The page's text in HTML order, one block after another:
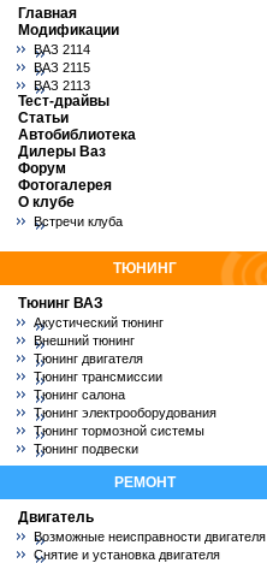
Главная
Модификации
ВАЗ 2114
ВАЗ 2115
ВАЗ 2113
Тест-драйвы
Статьи
Автобиблиотека
Дилеры Ваз
Форум
Фотогалерея
О клубе
Встречи клуба
ТЮНИНГ
Тюнинг ВАЗ
Акустический тюнинг
Внешний тюнинг
Тюнинг двигателя
Тюнинг трансмиссии
Тюнинг салона
Тюнинг электрооборудования
Тюнинг тормозной системы
Тюнинг подвески
РЕМОНТ
Двигатель
Возможные неисправности двигателя
Снятие и установка двигателя